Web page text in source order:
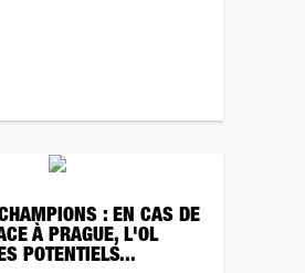
: EN CAS DE
À PRAGUE, L'OL
POTENTIELS...